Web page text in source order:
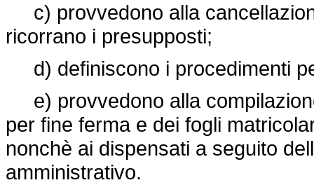
c) provvedono alla
ricorrano i presupposti;
d) definiscono i procedimenti
e) provvedono alla
per fine ferma e dei fogli
nonchè ai dispensati a seguito
amministrativo.